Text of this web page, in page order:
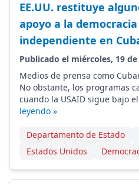
EE.UU. restituye
apoyo a la
independiente en
Publicado el miércoles, 19
Medios de prensa como
No obstante, los programas
cuando la USAID sigue bajo
leyendo »
Departamento de Estado
Estados Unidos